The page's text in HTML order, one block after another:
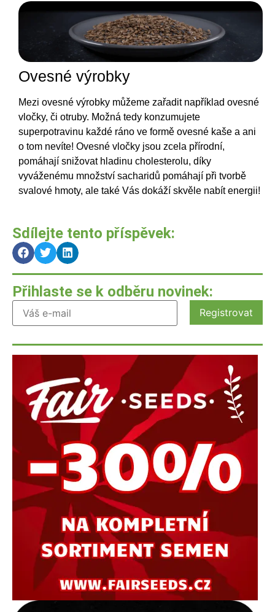
Ovesné výrobky
Mezi ovesné výrobky můžeme zařadit například ovesné
vločky, či otruby. Možná tedy konzumujete
superpotravinu každé ráno ve formě ovesné kaše a ani
o tom nevíte! Ovesné vločky jsou zcela přírodní,
pomáhají snižovat hladinu cholesterolu, díky
vyváženému množství sacharidů pomáhají při tvorbě
svalové hmoty, ale také Vás dokáží skvěle nabít energii!
Sdílejte tento příspěvek:
Přihlaste se k odběru novinek: